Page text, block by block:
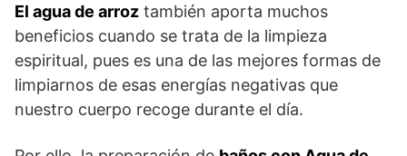
El agua de arroz también aporta muchos
beneficios cuando se trata de la limpieza
espiritual, pues es una de las mejores formas de
limpiarnos de esas energías negativas que
nuestro cuerpo recoge durante el día.